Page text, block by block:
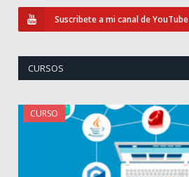
Suscribete a mi canal de YouTube
CURSOS
CURSO